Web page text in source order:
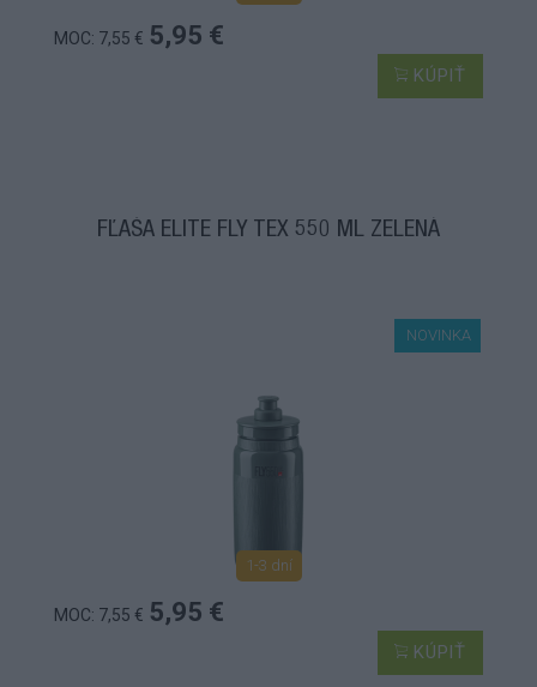
MOC: 7,55 € 5,95 €
KÚPIŤ
FĽAŠA ELITE FLY TEX 550 ML ZELENÁ
NOVINKA
1-3 dní
MOC: 7,55 € 5,95 €
KÚPIŤ